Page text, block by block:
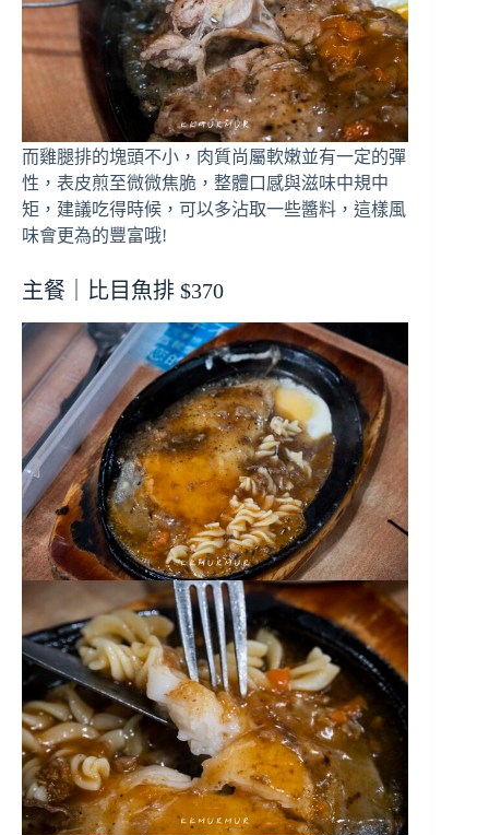
而雞腿排的塊頭不小，肉質尚屬軟嫩並有一定的彈
性，表皮煎至微微焦脆，整體口感與滋味中規中
矩，建議吃得時候，可以多沾取一些醬料，這樣風
味會更為的豐富哦!
主餐｜比目魚排 $370